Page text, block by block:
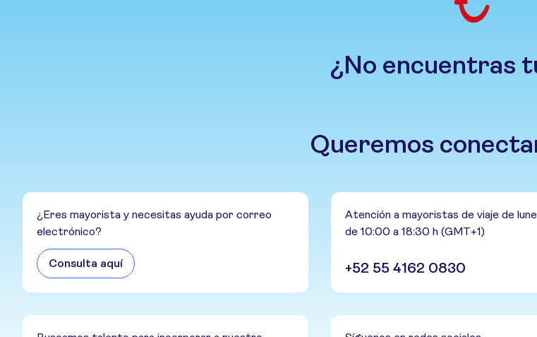
¿No encuentras
Queremos
¿Eres mayorista y necesitas ayuda por correo
electrónico?
Consulta aquí
Atención a mayoristas de viaje de
de 10:00 a 18:30 h (GMT+1)
+52 55 4162 0830